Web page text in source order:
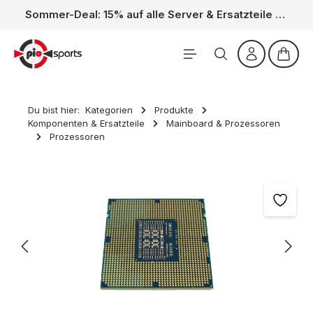
Zum Hauptinhalt springen Sommer-Deal: 15% auf alle Server & Ersatzteile – Kein Code nötig, der Rabatt wird automatisch im Warenkorb abgezogen. Gültig vom 01.06. bis 31.08.
Du bist hier: Kategorien
Produkte
Komponenten & Ersatzteile
Mainboard & Prozessoren
Prozessoren